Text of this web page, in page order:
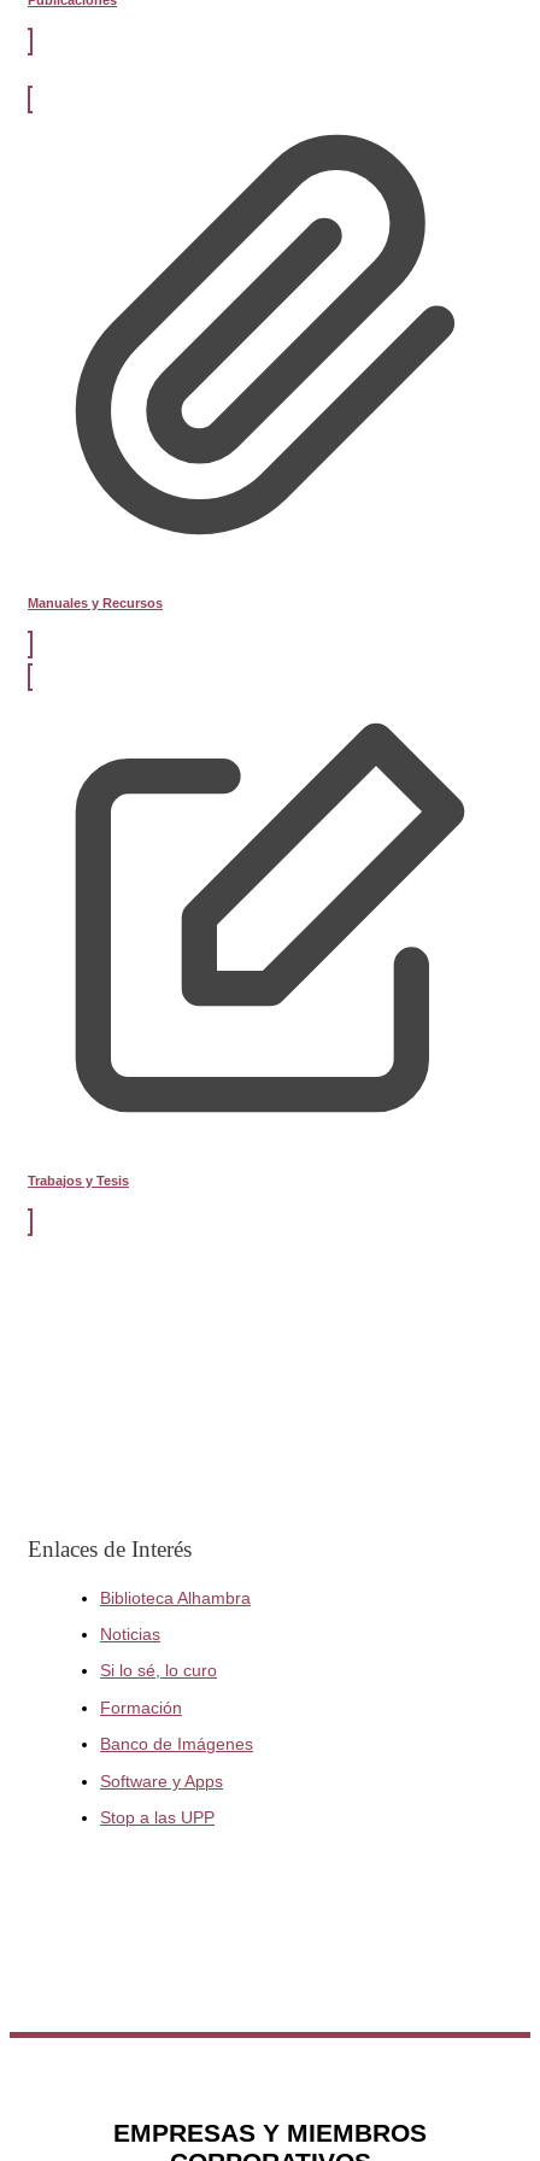
Manuales y Recursos
Trabajos y Tesis
Enlaces de Interés
Biblioteca Alhambra
Noticias
Si lo sé, lo curo
Formación
Banco de Imágenes
Software y Apps
Stop a las UPP
EMPRESAS Y MIEMBROS